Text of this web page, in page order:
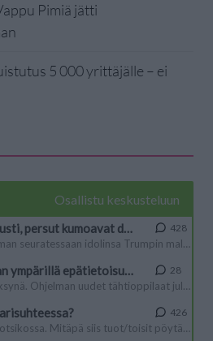
Pimiä jätti
5 000 yrittäjälle – ei